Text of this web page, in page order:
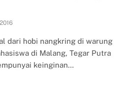
dari hobi nangkring di warung
di Malang, Tegar Putra
keinginan…